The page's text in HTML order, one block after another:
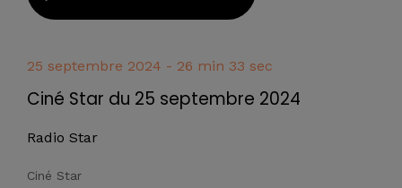
25 septembre 2024 - 26 min 33 sec
Ciné Star du 25 septembre 2024
Radio Star
Ciné Star